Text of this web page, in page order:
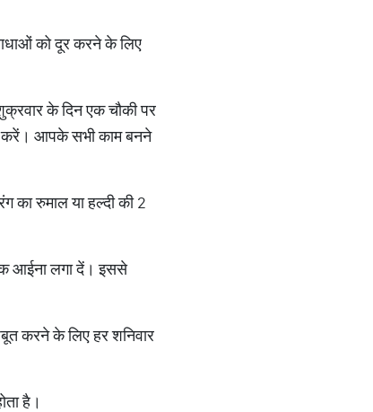
को दूर करने के लिए
के दिन एक चौकी पर
करें। आपके सभी काम बनने
का रुमाल या हल्दी की 2
आईना लगा दें। इससे
करने के लिए हर शनिवार
है।